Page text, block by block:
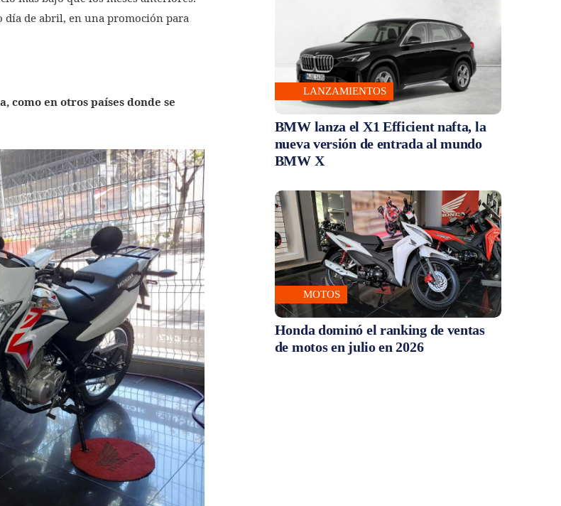
de abril, en una promoción para
como en otros países donde se
LANZAMIENTOS
BMW lanza el X1 Efficient nafta, la
nueva versión de entrada al mundo
BMW X
MOTOS
Honda dominó el ranking de ventas
de motos en julio en 2026